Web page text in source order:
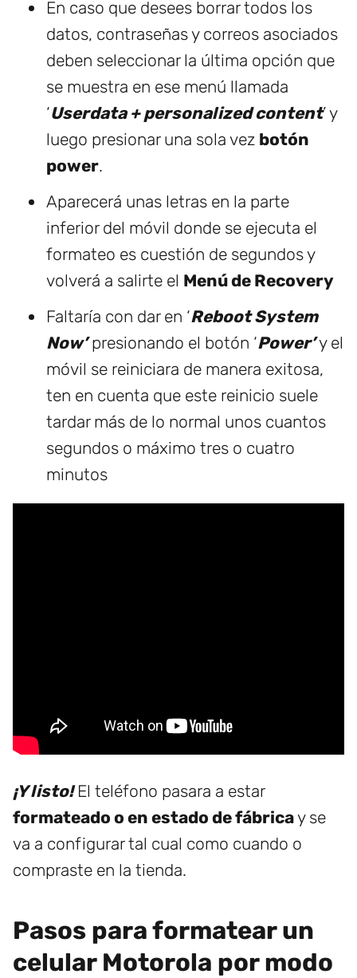
En caso que desees borrar todos los
datos, contraseñas y correos asociados
deben seleccionar la última opción que
se muestra en ese menú llamada
‘Userdata + personalized content’ y
luego presionar una sola vez botón
power.
Aparecerá unas letras en la parte
inferior del móvil donde se ejecuta el
formateo es cuestión de segundos y
volverá a salirte el Menú de Recovery
Faltaría con dar en ‘Reboot System
Now’presionando el botón ‘Power’y el
móvil se reiniciara de manera exitosa,
ten en cuenta que este reinicio suele
tardar más de lo normal unos cuantos
segundos o máximo tres o cuatro
minutos
¡Y listo!El teléfono pasara a estar
formateado o en estado de fábricay se
va a configurar tal cual como cuando o
compraste en la tienda.
Pasos para formatear un
celular Motorola por modo